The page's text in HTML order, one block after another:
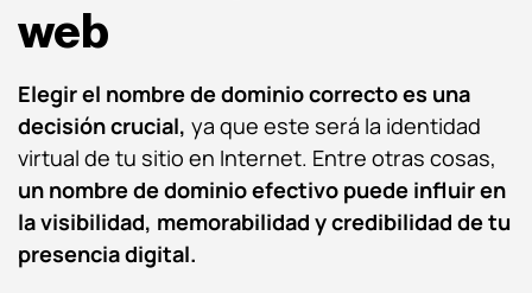
web
Elegir el nombre de dominio correcto es una
decisión crucial, ya que este será la identidad
virtual de tu sitio en Internet. Entre otras cosas,
un nombre de dominio efectivo puede influir en
la visibilidad, memorabilidad y credibilidad de tu
presencia digital.